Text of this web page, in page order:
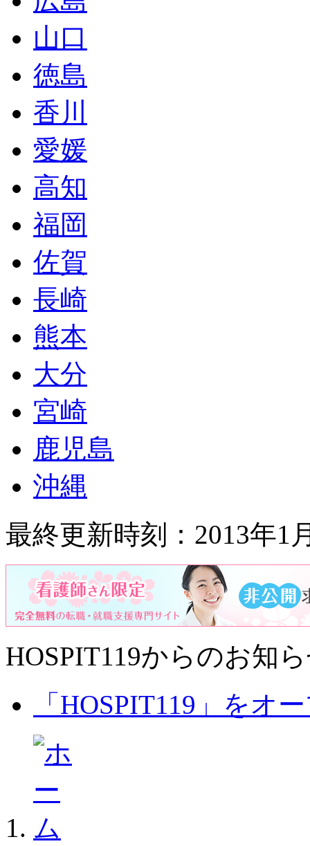
山口
徳島
香川
愛媛
高知
福岡
佐賀
長崎
熊本
大分
宮崎
鹿児島
沖縄
最終更新時刻：2013年1
HOSPIT119からのお知
「HOSPIT119」をオ